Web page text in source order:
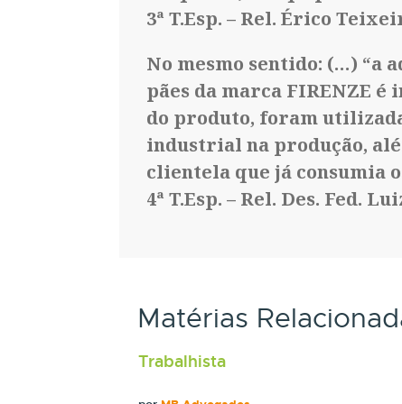
3ª T.Esp. – Rel. Érico
No mesmo sentido: (…) “a
pães da marca FIRENZE
do produto, foram
industrial na produção,
clientela que já consumia os
4ª T.Esp. – Rel. Des. Fed.
Matérias
Trabalhista